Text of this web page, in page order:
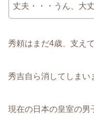
丈夫・・・うん、大
秀頼はまだ4歳、支え
秀吉自ら消してしまい
現在の日本の皇室の男